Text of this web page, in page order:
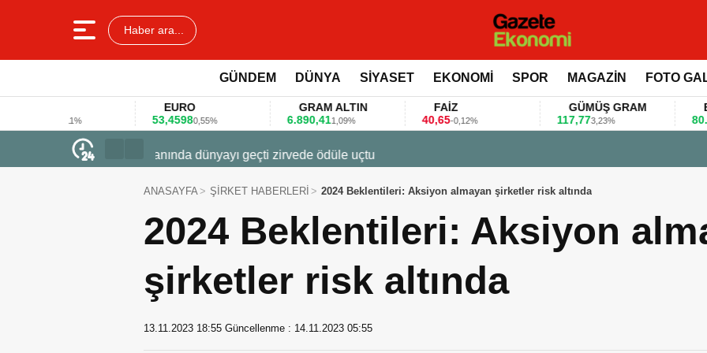
Haber ara...
GÜNDEM DÜNYA SİYASET EKONOMİ SPOR MAGAZİN FOTO
EURO
53,45980,55%
GRAM ALTIN
6.890,41
1,09% -0,12%
GÜMÜŞ GRAM
3,23%
BITCOIN
80.155,00
Firmalar gıda fuarlarını bu anket ile değerlendirdi
ANASAYFA ŞİRKET HABERLERİ 2024 Beklentileri: Aksiyon almayan şirketler risk altında
2024 Beklentileri: Aksiyon
şirketler risk altında
13.11.2023 18:55 Güncellenme : 14.11.2023 05:55